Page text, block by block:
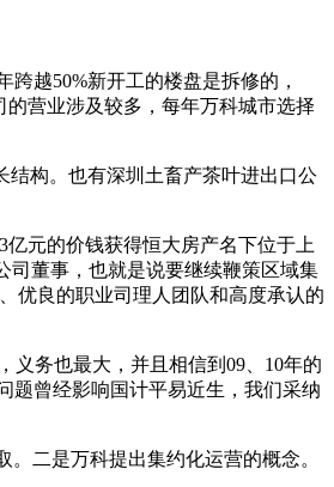
越50%新开工的楼盘是拆修的，
的营业涉及较多，每年万科城市选择
构。也有深圳土畜产茶叶进出口公
元的价钱获得恒大房产名下位于上
司董事，也就是说要继续鞭策区域集
优良的职业司理人团队和高度承认的
务也最大，并且相信到09、10年的
题曾经影响国计平易近生，我们采纳
二是万科提出集约化运营的概念。